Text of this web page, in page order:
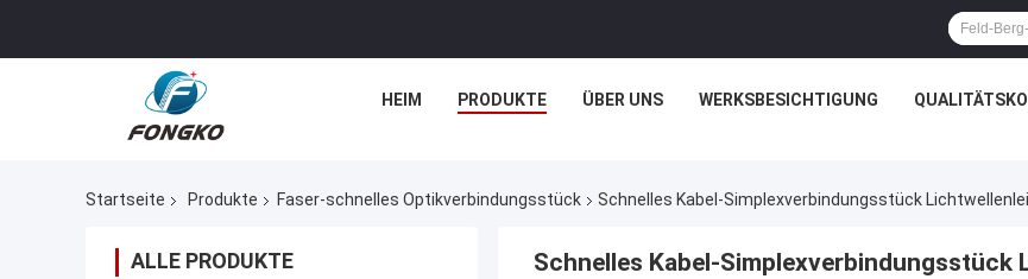
HEIM PRODUKTE ÜBER UNS WERKSBESICHTIGUNG
Startseite Produkte Faser-schnelles Optikverbindungsstück Schnelles Kabel-Simplexverbindungsstück
ALLE PRODUKTE
Schnelles Kabel-